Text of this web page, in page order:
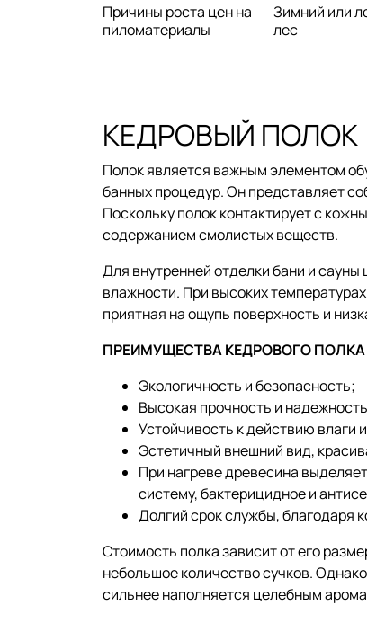
Причины роста цен на
пиломатериалы
Зимний или
лес
КЕДРОВЫЙ ПОЛОК
Полок является важным элементом
банных процедур. Он представляет
Поскольку полок контактирует с
содержанием смолистых веществ.
Для внутренней отделки бани и
влажности. При высоких
приятная на ощупь поверхность и
ПРЕИМУЩЕСТВА КЕДРОВОГО ПОЛКА
Экологичность и безопасность;
Высокая прочность и
Устойчивость к действию
Эстетичный внешний вид,
При нагреве древесина
систему, бактерицидное и
Долгий срок службы, благодаря
Стоимость полка зависит от его
небольшое количество сучков.
сильнее наполняется целебным